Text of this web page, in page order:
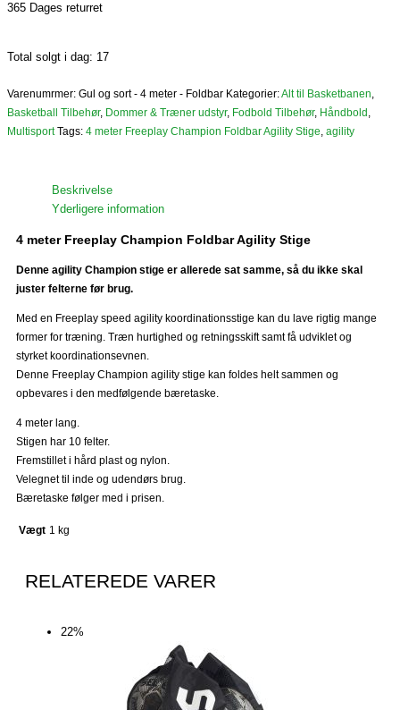
365 Dages returret
Total solgt i dag: 17
Varenumrmer: Gul og sort - 4 meter - Foldbar Kategorier:Alt til Basketbanen,
Basketball Tilbehør, Dommer & Træner udstyr, Fodbold Tilbehør, Håndbold,
Multisport Tags: 4 meter Freeplay Champion Foldbar Agility Stige, agility
Beskrivelse
Yderligere information
4 meter Freeplay Champion Foldbar Agility Stige
Denne agility Champion stige er allerede sat samme, så du ikke skal
juster felterne før brug.
Med en Freeplay speed agility koordinationsstige kan du lave rigtig mange
former for træning. Træn hurtighed og retningsskift samt få udviklet og
styrket koordinationsevnen.
Denne Freeplay Champion agility stige kan foldes helt sammen og
opbevares i den medfølgende bæretaske.
4 meter lang.
Stigen har 10 felter.
Fremstillet i hård plast og nylon.
Velegnet til inde og udendørs brug.
Bæretaske følger med i prisen.
Vægt 1 kg
RELATEREDE VARER
22%
249,00 kr..
pris
er:
195,00 kr..
1.490,00 kr..
pris
995,00 kr..
99,00 kr..
pris
er:
69,00 kr..
4.995,00 kr..
pris
3.495,00 kr..
899,00 kr..
pris
er:
699,00 kr..
114,00 kr..
pris
er:
99,00 kr..
9.995,00 kr..
pris
7.995,00 kr..
170,00 kr..
pris
er:
115,00 kr..
870,00 kr..
pris
er:
795,00 kr..
399,00 kr..
pris
er:
349,00 kr..